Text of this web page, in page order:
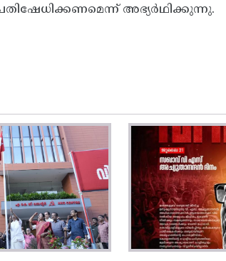
അഭ്യര്‍ഥിക്കുന്നു.